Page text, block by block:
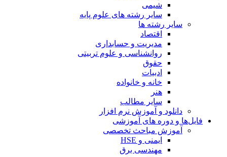
شیمی
سایر رشته های علوم پایه
سایر رشته ها
اقتصاد
مدیریت و حسابداری
روانشناسی و علوم تربیتی
حقوق
ادبیات
خانه و خانواده
هنر
سایر مطالب
دانلود و آموزش نرم افزار
فایل‌ها و دوره های آموزشی
آموزش مباحث تخصصی
ایمنی و HSE
مهندسی برق